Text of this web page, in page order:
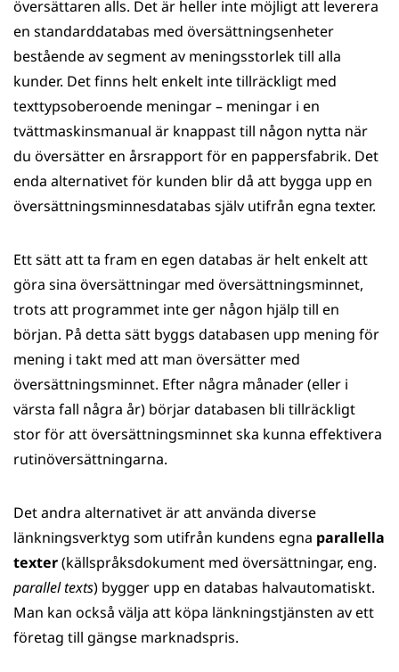
översättaren alls. Det är heller inte möjligt att leverera
en standarddatabas med översättnings­enheter
bestående av segment av meningsstorlek till alla
kunder. Det finns helt enkelt inte tillräckligt med
texttypsoberoende meningar – meningar i en
tvättmaskinsmanual är knappast till någon nytta när
du översätter en årsrapport för en pappers­fabrik. Det
enda alternativet för kunden blir då att bygga upp en
översättningsminnesdatabas själv utifrån egna texter.
Ett sätt att ta fram en egen databas är helt enkelt att
göra sina översättningar med översättningsminnet,
trots att programmet inte ger någon hjälp till en
början. På detta sätt byggs databasen upp mening för
mening i takt med att man översätter med
översättningsminnet. Efter några månader (eller i
värsta fall några år) börjar databasen bli tillräckligt
stor för att översättningsminnet ska kunna effektivera
rutinöversättningarna.
Det andra alternativet är att använda diverse
länkningsverktyg som utifrån kundens egna parallella
texter(källspråksdokument med översättningar, eng.
parallel texts) bygger upp en databas halvautomatiskt.
Man kan också välja att köpa länkningstjänsten av ett
företag till gängse marknadspris.